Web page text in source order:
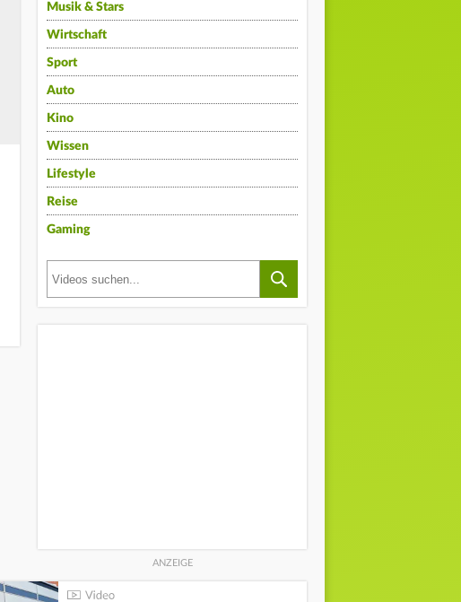
Musik & Stars
Wirtschaft
Sport
Auto
Kino
Wissen
Lifestyle
Reise
Gaming